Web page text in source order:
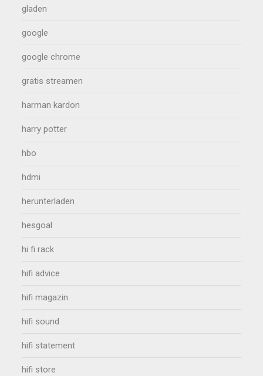
gladen
google
google chrome
gratis streamen
harman kardon
harry potter
hbo
hdmi
herunterladen
hesgoal
hi fi rack
hifi advice
hifi magazin
hifi sound
hifi statement
hifi store